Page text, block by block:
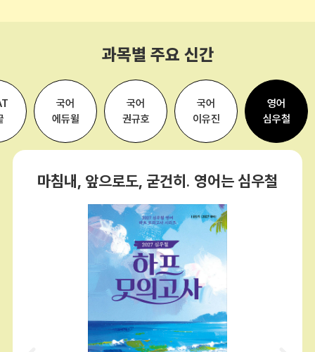
과목별 주요 신간
국어
에듀윌
국어
권규호
국어
이유진
영어
심우철
마침내, 앞으로도, 굳건히. 영어는 심우철